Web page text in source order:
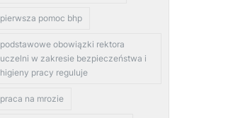
pierwsza pomoc bhp
podstawowe obowiązki rektora
uczelni w zakresie bezpieczeństwa i
higieny pracy reguluje
praca na mrozie